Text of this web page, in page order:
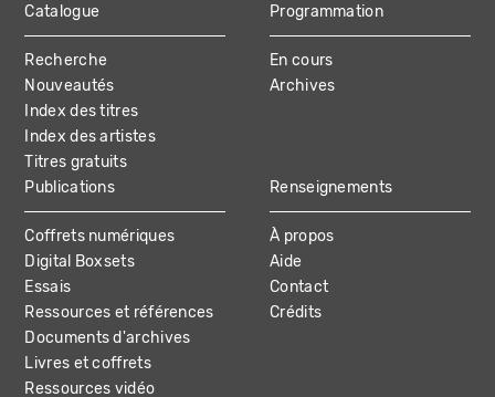
MAIN
NAVIGATION
Catalogue
Recherche
Nouveautés
Index des titres
Index des artistes
Titres gratuits
Programmation
En cours
Archives
Publications
Coffrets numériques
Digital Boxsets
Essais
Ressources et références
Documents d'archives
Livres et coffrets
Ressources vidéo
Renseignements
À propos
Aide
Contact
Crédits